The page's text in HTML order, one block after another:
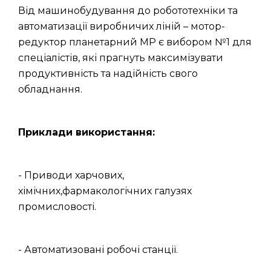
Від машинобудування до робототехніки та
автоматизації виробничих ліній – мотор-
редуктор планетарний МР є вибором №1 для
спеціалістів, які прагнуть максимізувати
продуктивність та надійність свого
обладнання.
Приклади використання:
- Приводи харчових,
хімічних,фармакологічних галузях
промисловості.
- Автоматизовані робочі станції.